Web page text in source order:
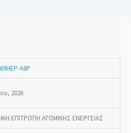
Α6Ρ
2026
ΕΠΙΤΡΟΠΗ ΑΤΟΜΙΚΗΣ ΕΝΕΡΓΕΙΑΣ